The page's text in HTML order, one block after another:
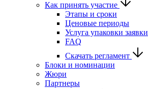
Как принять участие
Этапы и сроки
Ценовые периоды
Услуга упаковки заявки
FAQ
Скачать регламент
Блоки и номинации
Жюри
Партнеры